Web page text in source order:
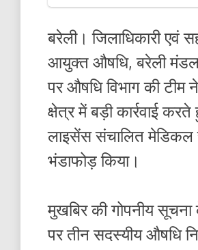
बरेली। जिलाधिकारी एवं
आयुक्त औषधि, बरेली मंडल
पर औषधि विभाग की टीम
क्षेत्र में बड़ी कार्रवाई करते
लाइसेंस संचालित मेडिकल
भंडाफोड़ किया।
मुखबिर की गोपनीय
पर तीन सदस्यीय औषधि